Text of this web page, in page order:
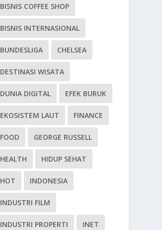
BISNIS COFFEE SHOP
BISNIS INTERNASIONAL
BUNDESLIGA CHELSEA
DESTINASI WISATA
DUNIA DIGITAL EFEK BURUK
EKOSISTEM LAUT FINANCE
FOOD GEORGE RUSSELL
HEALTH HIDUP SEHAT
HOT INDONESIA
INDUSTRI FILM
INDUSTRI PROPERTI INET